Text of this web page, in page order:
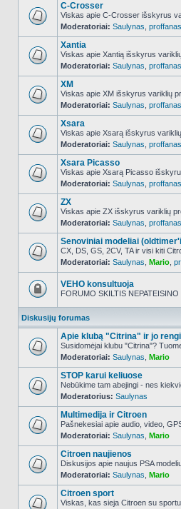
NO_UNREAD_POSTS
C-Crosser
Viskas apie C-Crosser išskyrus
Moderatoriai: Saulynas proffanas
NO_UNREAD_POSTS
Xantia
Viskas apie Xantią išskyrus
Moderatoriai: Saulynas proffanas
NO_UNREAD_POSTS
XM
Viskas apie XM išskyrus variklių
Moderatoriai: Saulynas proffanas
NO_UNREAD_POSTS
Xsara
Viskas apie Xsarą išskyrus
Moderatoriai: Saulynas proffanas
NO_UNREAD_POSTS
Xsara Picasso
Viskas apie Xsarą Picasso
Moderatoriai: Saulynas proffanas
NO_UNREAD_POSTS
ZX
Viskas apie ZX išskyrus variklių
Moderatoriai: Saulynas proffanas
NO_UNREAD_POSTS
Senoviniai modeliai
CX, DS, GS, 2CV, TA ir visi kiti
Moderatoriai: Saulynas Mario
užrakintas
VEHO konsultuoja
FORUMO SKILTIS NEPATEISINO
Diskusijų forumas
NO_UNREAD_POSTS
Apie klubą "Citrina" ir jo
Susidomėjai klubu "Citrina"?
Moderatoriai: Saulynas Mario
NO_UNREAD_POSTS
STOP karui keliuose
Nebūkime tam abejingi - nes
Moderatorius: Saulynas
NO_UNREAD_POSTS
Multimedija ir Citroen
Pašnekesiai apie audio, video,
Moderatoriai: Saulynas Mario
NO_UNREAD_POSTS
Citroen naujienos
Diskusijos apie naujus PSA
Moderatoriai: Saulynas Mario
Citroen sport
Viskas, kas sieja Citroen su